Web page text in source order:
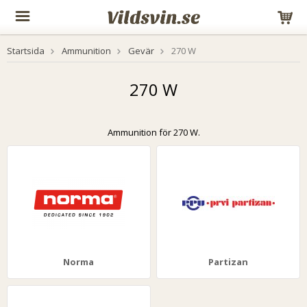
Startsida Ammunition Gevär 270 W
270 W
Ammunition för 270 W.
Norma Partizan